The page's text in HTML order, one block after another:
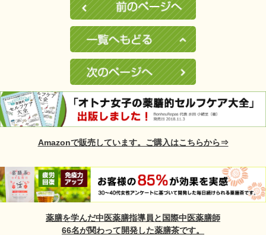
Amazonで販売しています。ご購入はこちらから⇒
薬膳を学んだ中医薬膳指導員と国際中医薬膳師
66名が関わって開発した薬膳茶です。